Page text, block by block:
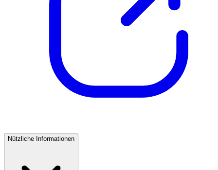
Nützliche Informationen